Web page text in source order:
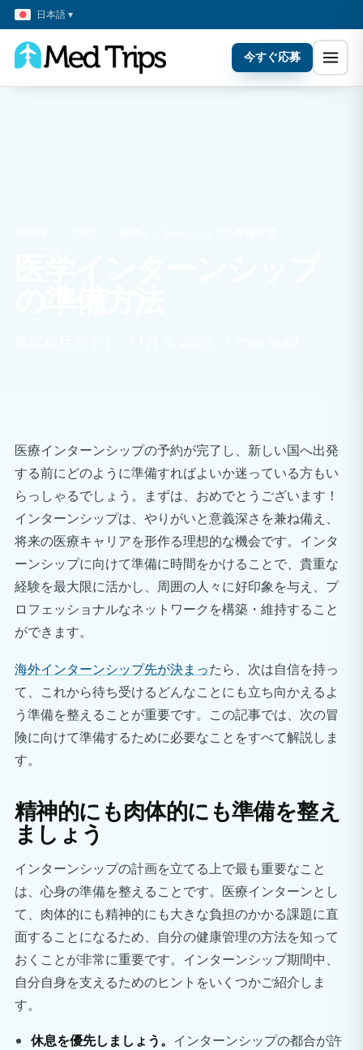
日本語 ▾
今すぐ応募
医療インターンシップの予約が完了し、新しい国へ出発
する前にどのように準備すればよいか迷っている方もい
らっしゃるでしょう。まずは、おめでとうございます！
インターンシップは、やりがいと意義深さを兼ね備え、
将来の医療キャリアを形作る理想的な機会です。インタ
ーンシップに向けて準備に時間をかけることで、貴重な
経験を最大限に活かし、周囲の人々に好印象を与え、プ
ロフェッショナルなネットワークを構築・維持すること
ができます。
海外インターンシップ先が決まったら、次は自信を持っ
て、これから待ち受けるどんなことにも立ち向かえるよ
う準備を整えることが重要です。この記事では、次の冒
険に向けて準備するために必要なことをすべて解説しま
す。
精神的にも肉体的にも準備を整え
ましょう
インターンシップの計画を立てる上で最も重要なこと
は、心身の準備を整えることです。医療インターンとし
て、肉体的にも精神的にも大きな負担のかかる課題に直
面することになるため、自分の健康管理の方法を知って
おくことが非常に重要です。インターンシップ期間中、
自分自身を支えるためのヒントをいくつかご紹介しま
す。
休息を優先しましょう。 インターンシップの都合が許